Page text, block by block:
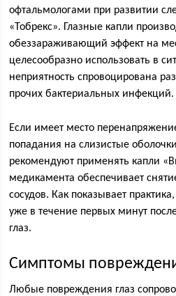
офтальмологами при развитии
«Тобрекс». Глазные капли
обеззараживающий эффект на
целесообразно использовать в
неприятность спровоцирована
прочих бактериальных инфекций.
Если имеет место
попадания на слизистые
рекомендуют применять капли
медикамента обеспечивает
сосудов. Как показывает
уже в течение первых минут
глаз.
Симптомы
Любые повреждения глаз